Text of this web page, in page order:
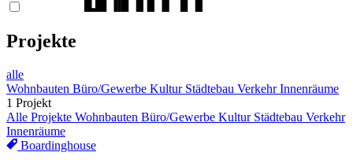
Projekte
alle
Wohnbauten Büro/Gewerbe Kultur Städtebau VerkehrInnenräume
1 Projekt
Alle Projekte Wohnbauten Büro/Gewerbe Kultur Städtebau Verkehr
Innenräume
Boardinghouse